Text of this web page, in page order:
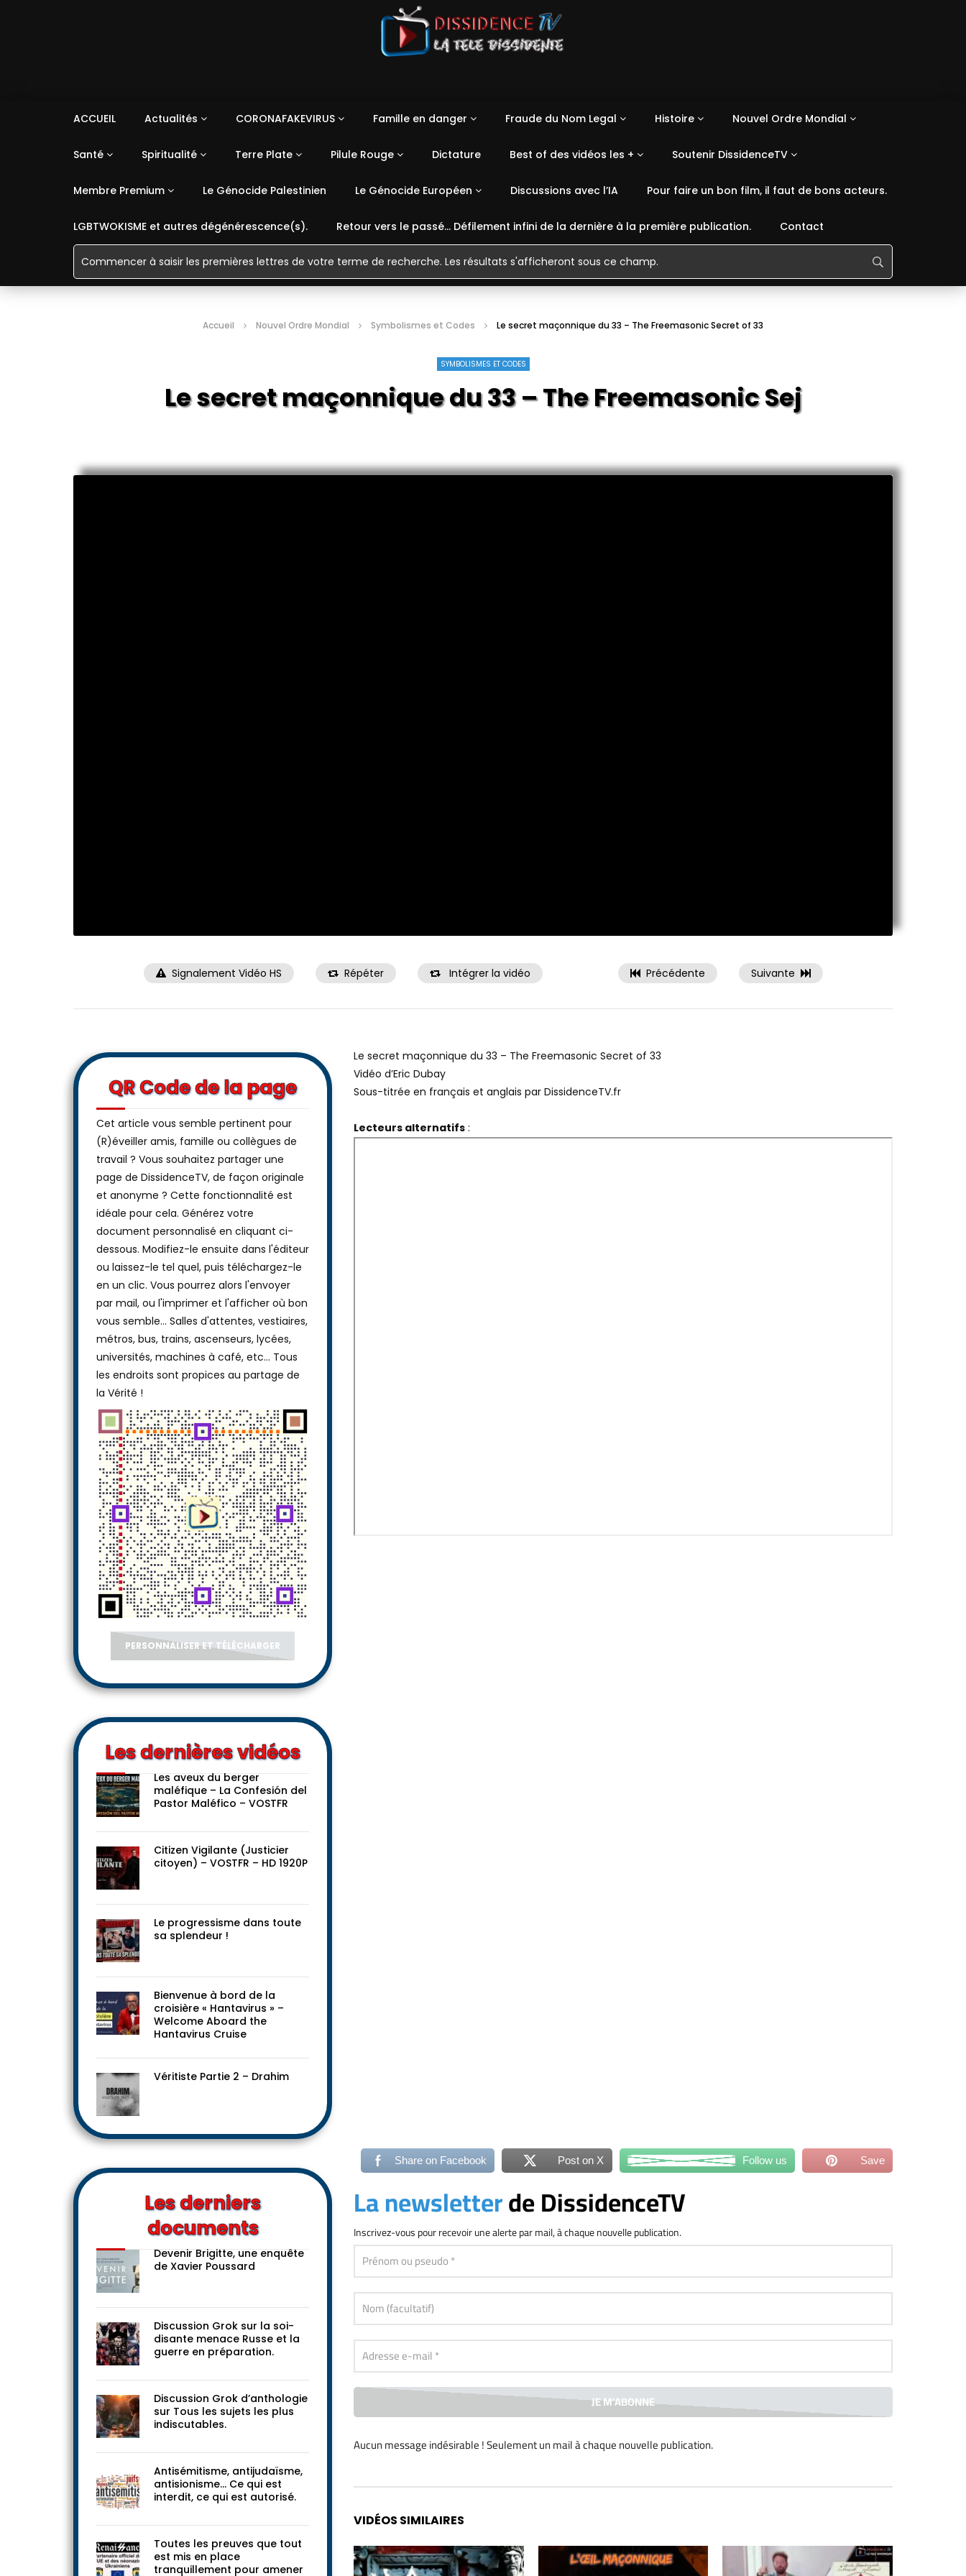
ACCUEIL Actualités CORONAFAKEVIRUS Famille en danger Fraude du Nom Legal Histoire Nouvel Ordre Mondial
Santé Spiritualité Terre Plate Pilule Rouge Dictature Best of des vidéos les + Soutenir DissidenceTV
Membre Premium Le Génocide Palestinien Le Génocide Européen Discussions avec l’IA Pour faire un bon film, il faut de bons acteurs.
LGBTWOKISME et autres dégénérescence(s). Retour vers le passé… Défilement infini de la dernière à la première publication. Contact
Accueil Nouvel Ordre Mondial Symbolismes et Codes Le secret maçonnique du 33 – The Freemasonic Secret of 33
SYMBOLISMES ET CODES
Le secret maçonnique du 33 – The Freemasonic Secret of 33
Signalement Vidéo HS Répéter Intégrer la vidéo Précédente Suivante
Le secret maçonnique du 33 – The Freemasonic Secret of 33
Vidéo d’Eric Dubay
Sous-titrée en français et anglais par DissidenceTV.fr
Lecteurs alternatifs :
Share on Facebook Post on X Follow us Save
La newsletterde DissidenceTV
Inscrivez-vouspour recevoir une alerte par mail, à chaque nouvelle publication.
Aucun message indésirable ! Seulement un mail à chaquenouvelle publication.
VIDÉOS SIMILAIRES
QR Code de la page
Cet article vous semble pertinent pour
(R)éveiller amis, famille ou collègues de
travail ? Vous souhaitez partager une
page de DissidenceTV, de façon originale
et anonyme ? Cette fonctionnalité est
idéale pour cela. Générez votre
document personnalisé en cliquant ci-
dessous. Modifiez-le ensuite dans l'éditeur
ou laissez-le tel quel, puis téléchargez-le
en un clic. Vous pourrez alors l'envoyer
par mail, ou l'imprimer et l'afficher où bon
vous semble… Salles d'attentes, vestiaires,
métros, bus, trains, ascenseurs, lycées,
universités, machines à café, etc... Tous
les endroits sont propices au partage de
la Vérité !
PERSONNALISER ET TÉLÉCHARGER
Les dernières vidéos
Les aveux du berger
maléfique – La Confesión del
Pastor Maléfico – VOSTFR
Citizen Vigilante (Justicier
citoyen) – VOSTFR – HD 1920P
Le progressisme dans toute
sa splendeur !
Bienvenue à bord de la
croisière « Hantavirus » –
Welcome Aboard the
Hantavirus Cruise
Véritiste Partie 2 – Drahim
Les derniers
documents
Devenir Brigitte, une enquête
de Xavier Poussard
Discussion Grok sur la soi-
disante menace Russe et la
guerre en préparation.
Discussion Grok d’anthologie
sur Tous les sujets les plus
indiscutables.
Antisémitisme, antijudaïsme,
antisionisme… Ce qui est
interdit, ce qui est autorisé.
Toutes les preuves que tout
est mis en place
tranquillement pour amener